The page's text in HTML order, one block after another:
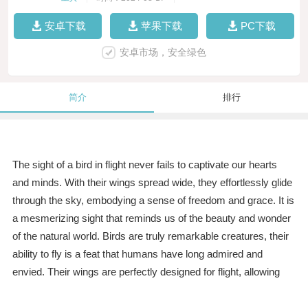
安卓下载 苹果下载 PC下载
安卓市场，安全绿色
简介 排行
The sight of a bird in flight never fails to captivate our hearts
and minds. With their wings spread wide, they effortlessly glide
through the sky, embodying a sense of freedom and grace. It is
a mesmerizing sight that reminds us of the beauty and wonder
of the natural world. Birds are truly remarkable creatures, their
ability to fly is a feat that humans have long admired and
envied. Their wings are perfectly designed for flight, allowing